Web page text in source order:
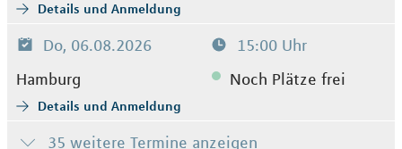
Details und Anmeldung
Do, 06.08.2026
15:00 Uhr
Hamburg
Noch Plätze frei
Details und Anmeldung
35 weitere Termine anzeigen